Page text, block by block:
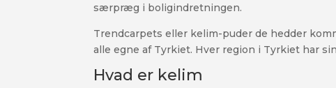
særpræg i boligindretningen.
Trendcarpets eller kelim-puder de hedder
alle egne af Tyrkiet. Hver region i Tyrkiet har
Hvad er kelim